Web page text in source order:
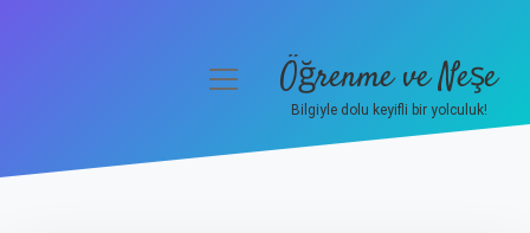
menüyüÖğrenme ve Neşe
Bilgiyle dolu keyifli bir yolculuk!